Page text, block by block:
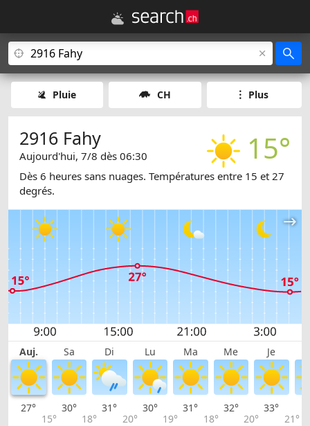
Pluie CH Plus
15°
2916 Fahy
Aujourd'hui, 7/8 dès 06:30
Dès 6 heures sans nuages. Températures entre 15 et 27
degrés.
Auj. Sa Di Lu Ma Me Je
27°
15°
30°
18°
31°
20°
30°
19°
31°
18°
32°
20°
33°
21°